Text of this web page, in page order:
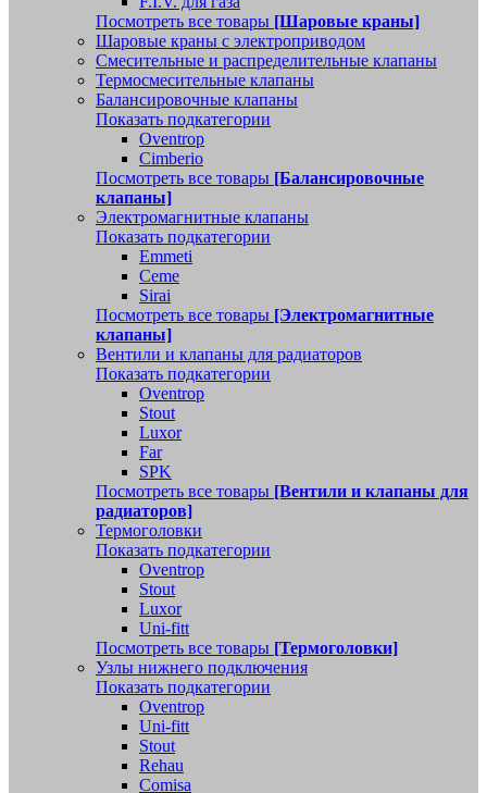
Посмотреть все товары [Шаровые краны]
Шаровые краны с электроприводом
Смесительные и распределительные клапаны
Термосмесительные клапаны
Балансировочные клапаны
Показать подкатегории
Oventrop
Cimberio
Посмотреть все товары [Балансировочные
клапаны]
Электромагнитные клапаны
Показать подкатегории
Emmeti
Ceme
Sirai
Посмотреть все товары [Электромагнитные
клапаны]
Вентили и клапаны для радиаторов
Показать подкатегории
Oventrop
Stout
Luxor
Far
SPK
Посмотреть все товары [Вентили и клапаны для
радиаторов]
Термоголовки
Показать подкатегории
Oventrop
Stout
Luxor
Uni-fitt
Посмотреть все товары [Термоголовки]
Узлы нижнего подключения
Показать подкатегории
Oventrop
Uni-fitt
Stout
Rehau
Comisa